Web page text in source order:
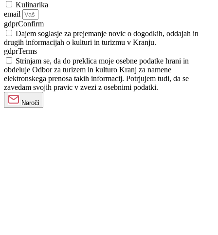
Kulinarika
email
gdprConfirm
Dajem soglasje za prejemanje novic o dogodkih, oddajah in
drugih informacijah o kulturi in turizmu v Kranju.
gdprTerms
Strinjam se, da do preklica moje osebne podatke hrani in
obdeluje Odbor za turizem in kulturo Kranj za namene
elektronskega prenosa takih informacij. Potrjujem tudi, da se
zavedam svojih pravic v zvezi z osebnimi podatki.
Naroči